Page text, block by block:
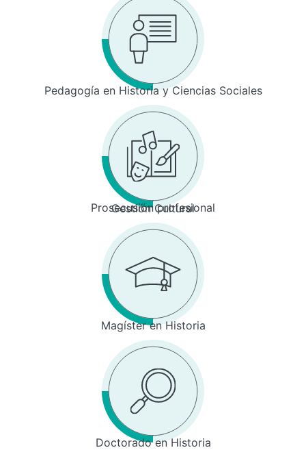
Pedagogía en Historia y Ciencias Sociales
Prosecusión profesional
Gestión Cultural
Magíster en Historia
Doctorado en Historia